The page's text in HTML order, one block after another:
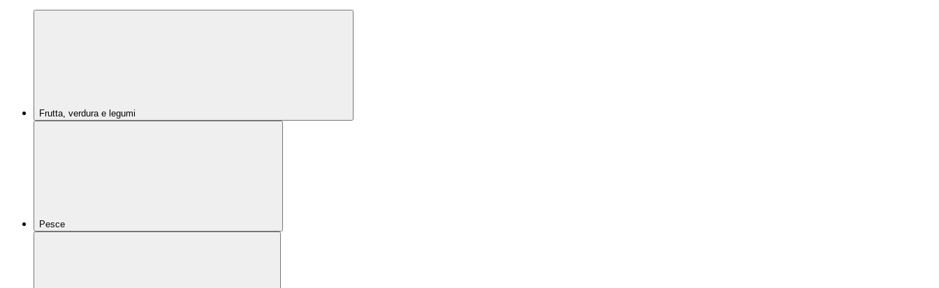
Frutta, verdura e legumi
Pesce